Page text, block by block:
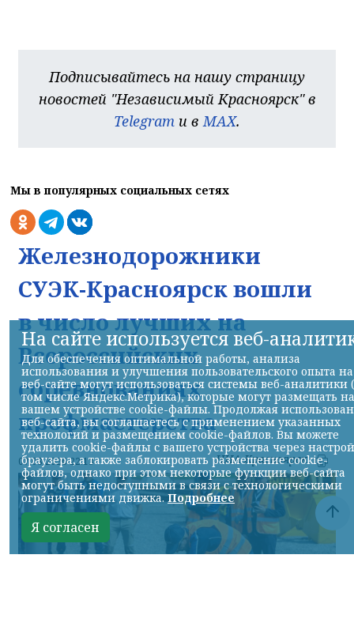
Подписывайтесь на нашу страницу
новостей "Независимый Красноярск" в
Telegram и вMAX.
Мы в популярных социальных сетях
Железнодорожники
СУЭК-Красноярск вошли
в число лучших на
Всероссийских
соревнованиях
профмастерства
07.08.2026 22:13 НИА-Красноярск
На сайте используется веб-
Для обеспечения оптимальной работы, анализа
использования и улучшения пользовательского опыта на
веб-сайте могут использоваться системы веб-аналитики
том числе Яндекс.Метрика), которые могут размещать на
вашем устройстве cookie-файлы. Продолжая
веб-сайта, вы соглашаетесь с применением указанных
технологий и размещением cookie-файлов. Вы можете
удалить cookie-файлы с вашего устройства через
браузера, а также заблокировать размещение cookie-
файлов, однако при этом некоторые функции веб-сайта
могут быть недоступными в связи с технологическими
ограничениями движка. Подробнее
Я согласен